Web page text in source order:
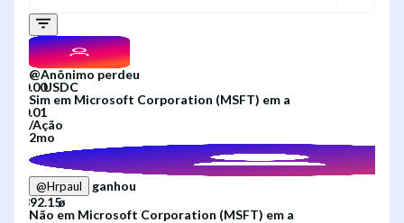
@Anônimo perdeu
Sim em Microsoft Corporation (MSFT) em a
/Ação
2mo
@Hrpaul
ganhou
Não em Microsoft Corporation (MSFT) em a